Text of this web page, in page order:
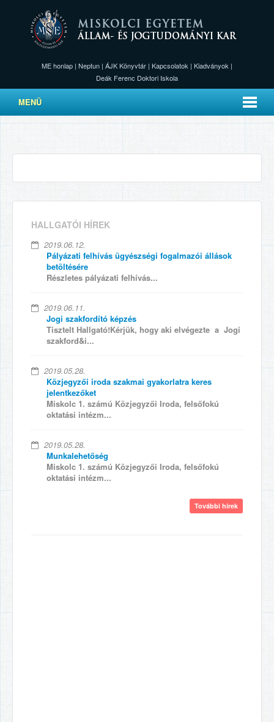
ME honlap | Neptun | ÁJK Könyvtár | Kapcsolatok | Kiadványok |
Deák Ferenc Doktori Iskola
MENÜ
HALLGATÓI HÍREK
2019.06.12.
Pályázati felhívás ügyészségi fogalmazói állások
betöltésére
Részletes pályázati felhívás...
2019.06.11.
Jogi szakfordító képzés
Tisztelt Hallgató!Kérjük, hogy aki elvégezte a Jogi
szakford&i...
2019.05.28.
Közjegyzői iroda szakmai gyakorlatra keres
jelentkezőket
Miskolc 1. számú Közjegyzői Iroda, felsőfokú
oktatási intézm...
2019.05.28.
Munkalehetőség
Miskolc 1. számú Közjegyzői Iroda, felsőfokú
oktatási intézm...
További hírek